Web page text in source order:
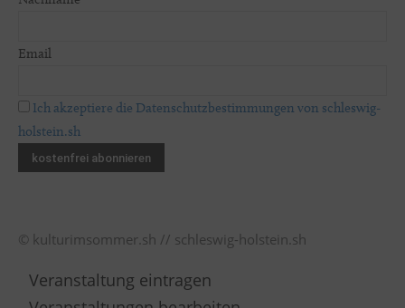
Email
Ich akzeptiere die Datenschutzbestimmungen von schleswig-
holstein.sh
© kulturimsommer.sh // schleswig-holstein.sh
Veranstaltung eintragen